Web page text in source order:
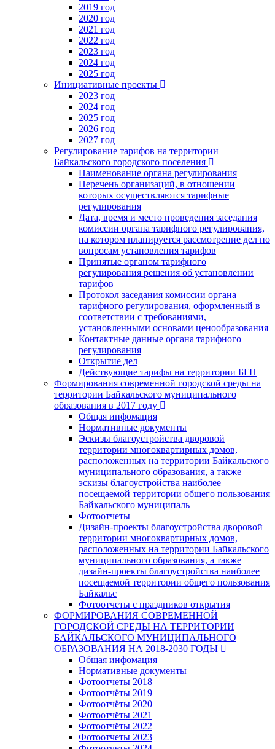
2019 год
2020 год
2021 год
2022 год
2023 год
2024 год
2025 год
Инициативные проекты
2023 год
2024 год
2025 год
2026 год
2027 год
Регулирование тарифов на территории
Байкальского городского поселения
Наименование органа регулирования
Перечень организаций, в отношении
которых осуществляются тарифные
регулирования
Дата, время и место проведения заседания
комиссии органа тарифного регулирования,
на котором планируется рассмотрение дел по
вопросам установления тарифов
Принятые органом тарифного
регулирования решения об установлении
тарифов
Протокол заседания комиссии органа
тарифного регулирования, оформленный в
соответствии с требованиями,
установленными основами ценообразования
Контактные данные органа тарифного
регулирования
Открытие дел
Действующие тарифы на территории БГП
Формирования современной городской среды на
территории Байкальского муниципального
образования в 2017 году
Общая инфомация
Нормативные документы
Эскизы благоустройства дворовой
территории многоквартирных домов,
расположенных на территории Байкальского
муниципального образования, а также
эскизы благоустройства наиболее
посещаемой территории общего пользования
Байкальского муниципаль
Фотоотчеты
Дизайн-проекты благоустройства дворовой
территории многоквартирных домов,
расположенных на территории Байкальского
муниципального образования, а также
дизайн-проекты благоустройства наиболее
посещаемой территории общего пользования
Байкальс
Фотоотчеты с праздников открытия
ФОРМИРОВАНИЯ СОВРЕМЕННОЙ
ГОРОДСКОЙ СРЕДЫ НА ТЕРРИТОРИИ
БАЙКАЛЬСКОГО МУНИЦИПАЛЬНОГО
ОБРАЗОВАНИЯ НА 2018-2030 ГОДЫ
Общая инфомация
Нормативные документы
Фотоотчеты 2018
Фотоотчёты 2019
Фотоотчёты 2020
Фотоотчёты 2021
Фотоотчёты 2022
Фотоотчеты 2023